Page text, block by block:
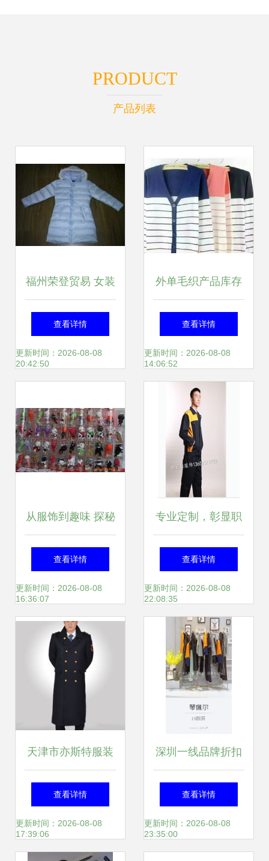
PRODUCT
产品列表
福州荣登贸易 女装
长款棉衣与全品类
服饰的零售与批发
查看详情
更新时间：2026-08-08
20:42:50
外单毛织产品库存
杂款为主，工厂一
手尾货批发新机遇
查看详情
更新时间：2026-08-08
14:06:52
从服饰到趣味 探秘
义乌市后宅劲军服
装厂的整人玩具产
品线
查看详情
更新时间：2026-08-08
16:36:07
专业定制，彰显职
业风采 定西工作服
定做服务详解
查看详情
更新时间：2026-08-08
22:08:35
天津市亦斯特服装
厂 打造一站式服装
服饰零售供应链
查看详情
更新时间：2026-08-08
17:39:06
深圳一线品牌折扣
女装尾货货源指南
聚焦广州明浩服装
查看详情
更新时间：2026-08-08
23:35:00